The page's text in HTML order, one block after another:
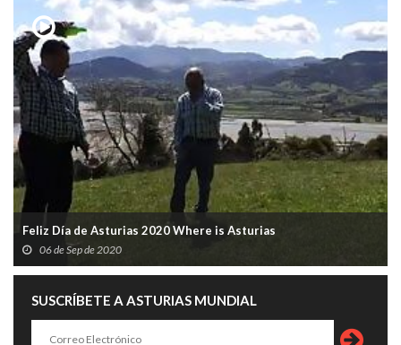
Feliz Día de Asturias 2020 Where is Asturias
06 de Sep de 2020
SUSCRÍBETE A ASTURIAS MUNDIAL